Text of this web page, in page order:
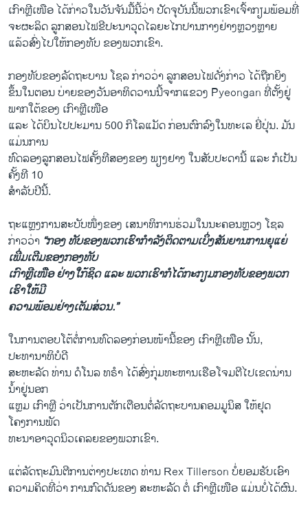
ເກົາຫຼີເໜືອ ໄດ້ກ່າວໃນວັນຈັນມື້ນີ້ວ່າ ປັດຈຸບັນນີ້ພວກເຂົາເຈົ້າກຽມພ້ອມທີ່
ຈະຜະລິດ ລູກສອນໄຟຂີປະນາວຸດໄລຍະໄກປານກາງຢ່າງຫຼວງຫຼາຍ
ແລ້ວສົ່ງໄປໃຫ້ກອງທັບ ຂອງພວກເຂົາ.
ກອງທັບຂອງລັດຖະບານ ໂຊລ ກ່າວວ່າ ລູກສອນໄຟດັ່ງກ່າວ ໄດ້ຖືກຍິງ
ຂຶ້ນໃນຕອນ ບ່າຍຂອງວັນອາທິດວານນີ້ຈາກແຂວງ Pyeongan ທີ່ຕັ້ງຢູ່
ພາກໃຕ້ຂອງ ເກົາຫຼີເໜືອ
ແລະ ໄດ້ບິນໄປປະມານ 500 ກິໂລແມັດ ກ່ອນຕົກລົງໃນທະເລ ຍີ່ປຸ່ນ. ມັນ
ແມ່ນການ
ທົດລອງລູກສອນໄຟຄັ້ງທີສອງຂອງ ພຽງຢາງ ໃນສັບປະດານີ້ ແລະ ກໍເປັນ
ຄັ້ງທີ 10
ສຳລັບປີນີ້.
ຖະແຫຼງການສະບັບໜຶ່ງຂອງ ເສນາທິການຮ່ວມໃນນະຄອນຫຼວງ ໂຊລ
ກ່າວວ່າ “ກອງ ທັບຂອງພວກເຮົາກຳລັງຕິດຕາມເບິ່ງສັນຍານການຍຸແຍ່
ເພີ່ມເຕີມຂອງກອງທັບ
ເກົາຫຼີເໜືອ ຢ່າງໃກ້ຊິດ ແລະ ພວກເຮົາກໍໄດ້ກະກຽມກອງທັບຂອງພວກ
ເຮົາໃຫ້ມີ
ຄວາມພ້ອມຢ່າງເຕັມສ່ວນ.”
ໃນການຕອບໂຕ້ຕໍ່ການທົດລອງກ່ອນໜ້ານີ້ຂອງ ເກົາຫຼີເໜືອ ນັ້ນ,
ປະທານາທິບໍດີ
ສະຫະລັດ ທ່ານ ດໍໂນລ ທຣຳ ໄດ້ສົ່ງກຸ່ມທະຫານເຮືອໂຈມຕີໄປເຂດນ່ານ
ນໍ້າຢູ່ນອກ
ແຫຼມ ເກົາຫຼີ ວ່າເປັນການຕັກເຕືອນຕໍ່ລັດຖະບານຄອມມູນິສ ໃຫ້ຢຸດ
ໂຄງການພັດ
ທະນາອາວຸດນິວເຄລຍຂອງພວກເຂົາ.
ແຕ່ລັດຖະມົນຕີການຕ່າງປະເທດ ທ່ານ Rex Tillerson ບໍ່ຍອມຮັບເອົາ
ຄວາມຄິດທີ່ວ່າ ການກົດດັນຂອງ ສະຫະລັດ ຕໍ່ ເກົາຫຼີເໜືອ ແມ່ນບໍ່ໄດ້ຜົນ.